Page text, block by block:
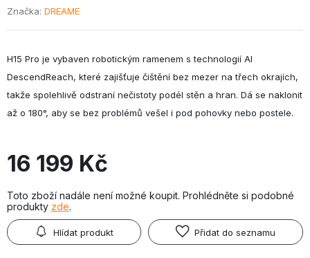
Značka DREAME
H15 Pro je vybaven robotickým ramenem s technologií AI
DescendReach, které zajišťuje čištění bez mezer na třech okrajích,
takže spolehlivě odstraní nečistoty podél stěn a hran. Dá se naklonit
až o 180°, aby se bez problémů vešel i pod pohovky nebo postele.
16 199 Kč
Toto zboží nadále není možné koupit. Prohlédněte si podobné
produkty zde.
Hlídat produkt Přidat do seznamu